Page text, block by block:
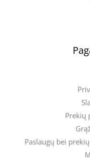
Prekių
Paslaugų bei